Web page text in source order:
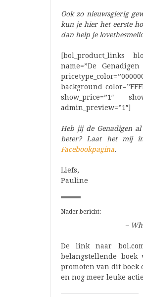
Ook zo nieuwsgierig
kun je hier het eerste
dan help je
[bol_product_links
name=”De
show_price=”1″
admin_preview=”1″]
Heb jij de Genadigen
beter? Laat het mij
Facebookpagina.
Liefs,
Pauline
Nader bericht:
–
De link naar
belangstellende
promoten van dit boek
en nog meer leuke